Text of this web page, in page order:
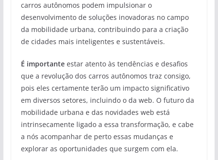
carros autônomos podem impulsionar o
desenvolvimento de soluções inovadoras no campo
da mobilidade urbana, contribuindo para a criação
de cidades mais inteligentes e sustentáveis.
É importanteestar atento às tendências e desafios
que a revolução dos carros autônomos traz consigo,
pois eles certamente terão um impacto significativo
em diversos setores, incluindo o da web. O futuro da
mobilidade urbana e das novidades web está
intrinsecamente ligado a essa transformação, e cabe
a nós acompanhar de perto essas mudanças e
explorar as oportunidades que surgem com ela.